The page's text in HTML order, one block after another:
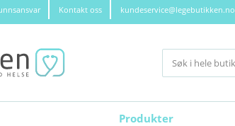
Kontakt oss kundeservice@legebutikken.no
Søk
Produkter